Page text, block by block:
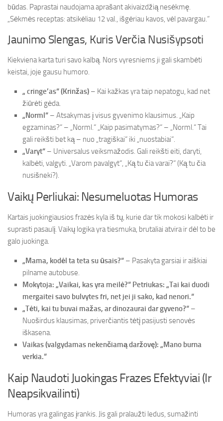
būdas. Paprastai naudojama aprašant akivaizdžią nesėkmę.
„Sėkmės receptas: atsikėliau 12 val., išgėriau kavos, vėl pavargau.“
Jaunimo Slengas, Kuris Verčia Nusišypsoti
Kiekviena karta turi savo kalbą. Nors vyresniems ji gali skambėti
keistai, joje gausu humoro.
„ cringe’as“ (Krinžas) – Kai kažkas yra taip nepatogu, kad net
žiūrėti gėda.
„Norml“ – Atsakymas į visus gyvenimo klausimus. „Kaip
egzaminas?“ – „Norml.“ „Kaip pasimatymas?“ – „Norml.“ Tai
gali reikšti bet ką – nuo „tragiškai“ iki „nuostabiai“.
„Varyt“ – Universalus veiksmažodis. Gali reikšti eiti, daryti,
kalbėti, valgyti. „Varom pavalgyt“, „Ką tu čia varai?“ (Ką tu čia
nusišneki?).
Vaikų Perliukai: Nesumeluotas Humoras
Kartais juokingiausios frazės kyla iš tų, kurie dar tik mokosi kalbėti ir
suprasti pasaulį. Vaikų logika yra tiesmuka, brutaliai atvira ir dėl to be
galo juokinga.
„Mama, kodėl ta teta su ūsais?“ – Pasakyta garsiai ir aiškiai
pilname autobuse.
Mokytoja: „Vaikai, kas yra meilė?“ Petriukas: „Tai kai duodi
mergaitei savo bulvytes fri, net jei ji sako, kad nenori.“
„Tėti, kai tu buvai mažas, ar dinozaurai dar gyveno?“ –
Nuoširdus klausimas, priverčiantis tėtį pasijusti senovės
iškasena.
Vaikas (valgydamas nekenčiamą daržovę): „Mano burna
verkia.“
Kaip Naudoti Juokingas Frazes Efektyviai (Ir
Neapsikvailinti)
Humoras yra galingas įrankis. Jis gali pralaužti ledus, sumažinti